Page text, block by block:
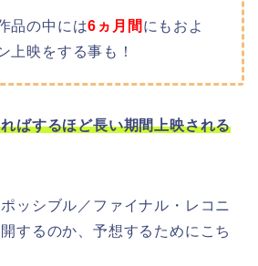
品の中には6ヵ月間 にもおよ
上映をする事も！
ばするほど長い期間上映される
ッシブル／ファイナル・レコニ
するのか、予想するためにこち